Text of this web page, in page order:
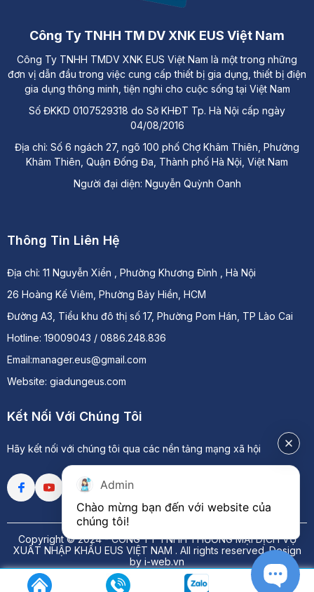
Thông Tin Liên Hệ
Địa chỉ: 11 Nguyễn Xiển , Phường Khương Đình , Hà Nội
26 Hoàng Kế Viêm, Phường Bảy Hiền, HCM
Đường A3, Tiểu khu đô thị số 17, Phường Pom Hán, TP Lào Cai
Hotline: 19009043 / 0886.248.836
Email:manager.eus@gmail.com
Website: giadungeus.com
Công Ty TNHH TM DV XNK EUS Việt Nam
Công Ty TNHH TMDV XNK EUS Việt Nam là một trong những
đơn vị dẫn đầu trong việc cung cấp thiết bị gia dụng, thiết bị điện
gia dụng thông minh, tiện nghi cho cuộc sống tại Việt Nam
Số ĐKKD 0107529318 do Sở KHĐT Tp. Hà Nội cấp ngày
04/08/2016
Địa chỉ: Số 6 ngách 27, ngõ 100 phố Chợ Khâm Thiên, Phường
Khâm Thiên, Quận Đống Đa, Thành phố Hà Nội, Việt Nam
Người đại diện: Nguyễn Quỳnh Oanh
Kết Nối Với Chúng Tôi
Hãy kết nối với chúng tôi qua các nền tảng mạng xã hội
Copyright © 2024 -CÔNG TY TNHH THƯƠNG MẠI DỊCH VỤ
XUẤT NHẬP KHẨU EUS VIỆT NAM . All rights reserved.Design
by i-web.vn
Admin
Chào mừng bạn đến với website của
chúng tôi!